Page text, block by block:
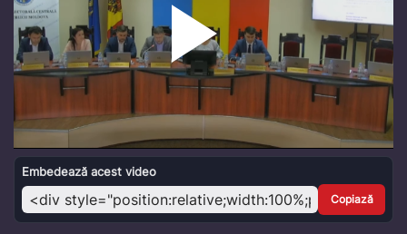
Play
Video
Embedează acest video
Copiază